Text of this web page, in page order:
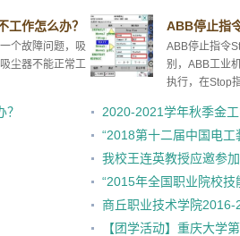
工作怎么办？
个故障问题，吸
尘器不能正常工
09.22
09.22
09.22
09.22
09.22
09.22
ABB停止指
么区别
ABB停止指令
别，ABB工业
执行，在Stop
2020-2021学年秋季金
习、工程认识实习课程
“2018第十二届中国电工
征稿通知
我校王连英教授应邀参
开放课程建设与应用研
“2015年全国职业院校技
区“现代电气控制系统安
商丘职业技术学院2016-
电工值班表
【团学活动】重庆大学